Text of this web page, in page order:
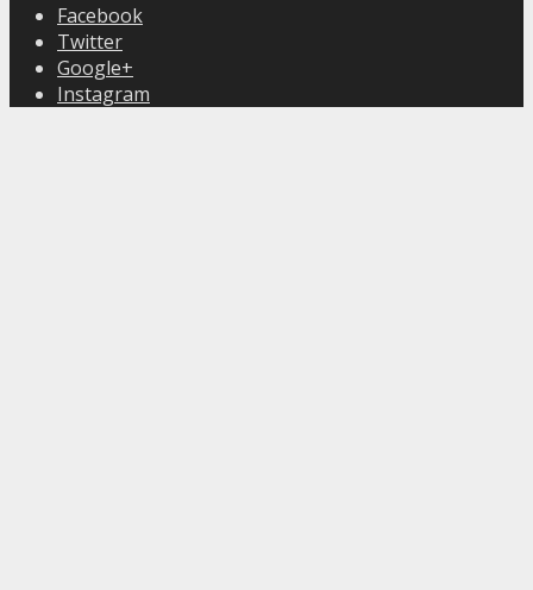
Facebook
Twitter
Google+
Instagram